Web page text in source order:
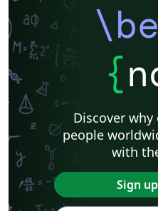
{
Discover
people
with
Sign